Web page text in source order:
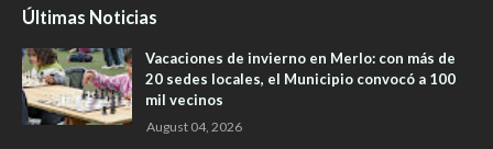
Últimas Noticias
Vacaciones de invierno en Merlo: con más de
20 sedes locales, el Municipio convocó a 100
mil vecinos
August 04, 2026